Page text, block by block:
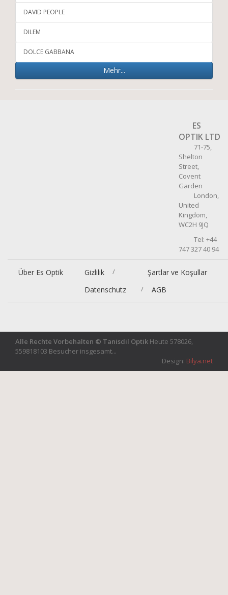
DAVID PEOPLE
DILEM
DOLCE GABBANA
Mehr...
ES
OPTIK LTD
71-75,
Shelton
Street,
Covent
Garden
London,
United
Kingdom,
WC2H 9JQ
Tel: +44
747 327 40 94
Über Es Optik Gizlilik /
Datenschutz
Şartlar ve Koşullar
/ AGB
Alle Rechte Vorbehalten © Tanisdil Optik Heute 578026,
559818103 Besucher insgesamt...
Design: Bilya.net